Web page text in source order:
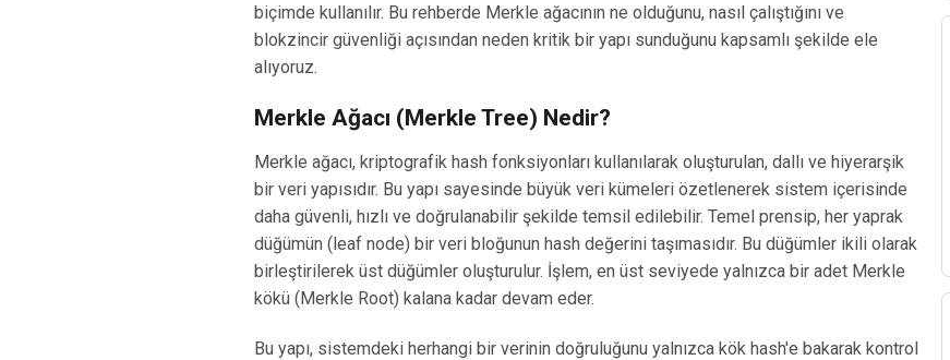
biçimde kullanılır. Bu rehberde Merkle ağacının ne olduğunu, nasıl çalıştığını ve
blokzincir güvenliği açısından neden kritik bir yapı sunduğunu kapsamlı şekilde ele
alıyoruz.
Merkle Ağacı (Merkle Tree) Nedir?
Merkle ağacı, kriptografik hash fonksiyonları kullanılarak oluşturulan, dallı ve hiyerarşik
bir veri yapısıdır. Bu yapı sayesinde büyük veri kümeleri özetlenerek sistem içerisinde
daha güvenli, hızlı ve doğrulanabilir şekilde temsil edilebilir. Temel prensip, her yaprak
düğümün (leaf node) bir veri bloğunun hash değerini taşımasıdır. Bu düğümler ikili olarak
birleştirilerek üst düğümler oluşturulur. İşlem, en üst seviyede yalnızca bir adet Merkle
kökü (Merkle Root) kalana kadar devam eder.
Bu yapı, sistemdeki herhangi bir verinin doğruluğunu yalnızca kök hash'e bakarak kontrol